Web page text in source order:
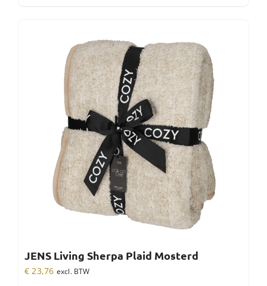
JENS Living Sherpa Plaid Mosterd
€ 23,76 excl. BTW